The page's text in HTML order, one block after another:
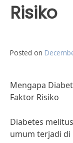
Risiko
Posted on
Mengapa
Faktor Risiko
Diabetes
umum terjadi di